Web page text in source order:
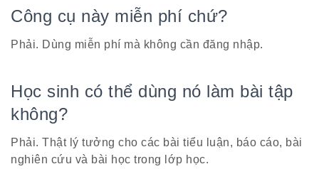
Công cụ này miễn phí chứ?
Phải. Dùng miễn phí mà không cần đăng nhập.
Học sinh có thể dùng nó làm bài tập
không?
Phải. Thật lý tưởng cho các bài tiểu luận, báo cáo, bài
nghiên cứu và bài học trong lớp học.